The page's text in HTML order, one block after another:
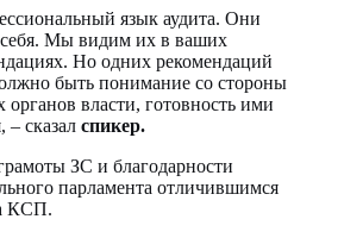
язык аудита. Они
себя. Мы видим их в ваших
Но одних рекомендаций
быть понимание со стороны
власти, готовность ими
– сказал спикер.
ЗС и благодарности
парламента отличившимся
КСП.